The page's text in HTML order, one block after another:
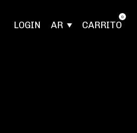
AR
LOGIN CARRITO
0